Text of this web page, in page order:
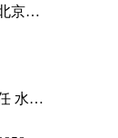
武强 中国工程院院士、中国矿业大学（北京）教授
胡四一 十二届全国政协提案委员会副主任 水利部原副部长